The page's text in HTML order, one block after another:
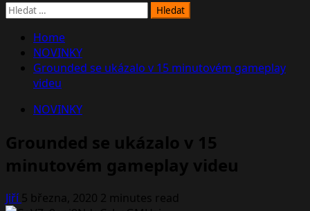
Vyhledávání
Home
NOVINKY
Grounded se ukázalo v 15 minutovém gameplay
videu
NOVINKY
Grounded se ukázalo v 15
minutovém gameplay videu
Jiří 5 března, 2020 2 minutes read